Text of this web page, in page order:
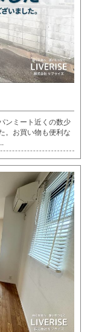
ンミート近くの数少
。お買い物も便利な